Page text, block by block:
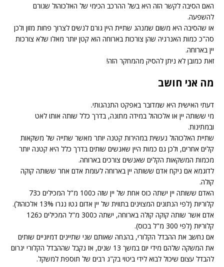
האם הסיבה לקשר הזה היא בשל ההרכב הכימי של האלכוהול שגורם
להשפעה.
או שהסיבה היא משום שמנהג שתיית היין גורם לנשים לצרוך פחות מזון ולכן
סה"כ כמות האנרגיה שהן צורכות בארוחה הוא קטן יותר מאלו שלא צורכות
יין בארוחה.
זאת כמובן לא ניתן להסיק מהמחקר הזה!
מה אני חושב
דעתי האישית היא שמדובר באפקט התנהגותי.
מי ששותה יין או אלכוהול במידה מתונה, בדרך כלל שותה אותו לאט
ובמתינות.
שתיית האלכוהול נעשית במהירות קטנה יותר מאשר שתייה של משקאות
קלים אחרים, ולכן גם כמות היין שאנשים שותים בדרך כלל היא קטנה יותר
מכמות המשקאות הקלים שאנשים צורכים בארוחה.
לדוגמא אם ניקח אדם ששותה יין בארוחה לעומת אדם אחר ששותה קוקה
קולה.
האדם ששותה יין ישתה כוס אחת של יין שזה כ100 מ"ל המכילים כ73
קלוריות (לפי הנתונים המצוינים בתווית של יין אדום גטו נגרו 13% אלכוהול).
אדם אשר שותה קוקה קולה בארוחה, ישתה כ300 מ"ל המכילים כ126
קלוריות (לפי 300 מ"ל בכוס).
אם נחשב את ההבדל הקלורי, בהנחה שאותם שני שתיינים דמיוניים שותים
את המשקה שלהם מידי יום במשך 13 שנים, אז נקבל שההבדל הקלורי יגרום
להבדל עצום שיכול לבוא לידי ביטוי בק"ג רבים של תוספת למשקל.